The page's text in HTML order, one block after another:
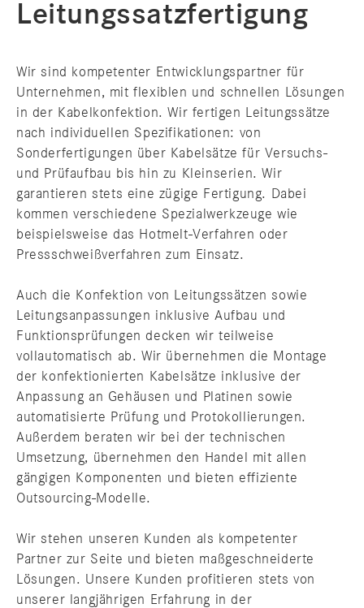
Leitungssatzfertigung
Wir sind kompetenter Entwicklungspartner für
Unternehmen, mit flexiblen und schnellen Lösungen
in der Kabelkonfektion. Wir fertigen Leitungssätze
nach individuellen Spezifikationen: von
Sonderfertigungen über Kabelsätze für Versuchs-
und Prüfaufbau bis hin zu Kleinserien. Wir
garantieren stets eine zügige Fertigung. Dabei
kommen verschiedene Spezialwerkzeuge wie
beispielsweise das Hotmelt-Verfahren oder
Pressschweißverfahren zum Einsatz.
Auch die Konfektion von Leitungssätzen sowie
Leitungsanpassungen inklusive Aufbau und
Funktionsprüfungen decken wir teilweise
vollautomatisch ab. Wir übernehmen die Montage
der konfektionierten Kabelsätze inklusive der
Anpassung an Gehäusen und Platinen sowie
automatisierte Prüfung und Protokollierungen.
Außerdem beraten wir bei der technischen
Umsetzung, übernehmen den Handel mit allen
gängigen Komponenten und bieten effiziente
Outsourcing-Modelle.
Wir stehen unseren Kunden als kompetenter
Partner zur Seite und bieten maßgeschneiderte
Lösungen. Unsere Kunden profitieren stets von
unserer langjährigen Erfahrung in der